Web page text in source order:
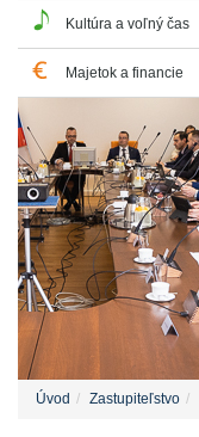
Kultúra a voľný čas
Majetok a financie
Úvod Zastupiteľstvo